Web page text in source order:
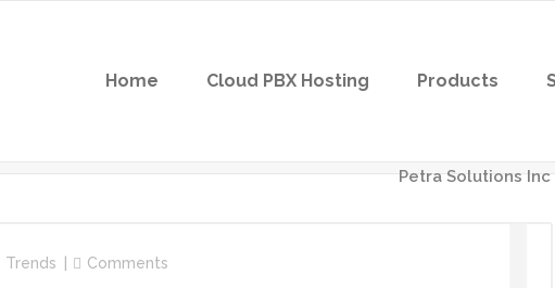
Home Cloud PBX Hosting Products
Petra Solutions Inc
Trends Comments